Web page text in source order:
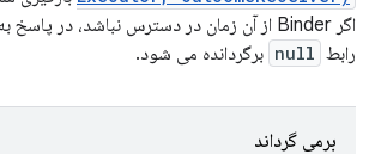
رابط null برگردانده می شود.
برمی گرداند